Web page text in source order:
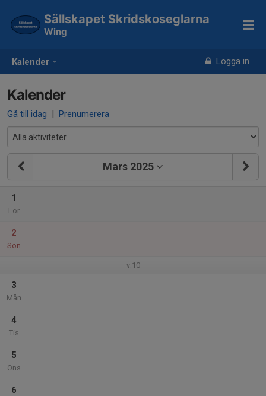
Kalender Logga in
Sällskapet Skridskoseglarna
Wing
Kalender
Gå till idag | Prenumerera
Mars 2025
1
Lör
2
Sön
v.10
3
Mån
4
Tis
5
Ons
6